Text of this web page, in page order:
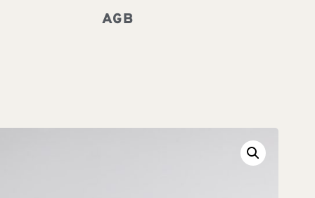
AGB